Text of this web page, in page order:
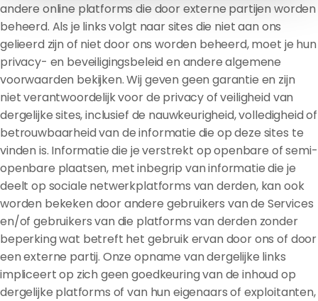
andere online platforms die door externe partijen worden
beheerd. Als je links volgt naar sites die niet aan ons
gelieerd zijn of niet door ons worden beheerd, moet je hun
privacy- en beveiligingsbeleid en andere algemene
voorwaarden bekijken. Wij geven geen garantie en zijn
niet verantwoordelijk voor de privacy of veiligheid van
dergelijke sites, inclusief de nauwkeurigheid, volledigheid of
betrouwbaarheid van de informatie die op deze sites te
vinden is. Informatie die je verstrekt op openbare of semi-
openbare plaatsen, met inbegrip van informatie die je
deelt op sociale netwerkplatforms van derden, kan ook
worden bekeken door andere gebruikers van de Services
en/of gebruikers van die platforms van derden zonder
beperking wat betreft het gebruik ervan door ons of door
een externe partij. Onze opname van dergelijke links
impliceert op zich geen goedkeuring van de inhoud op
dergelijke platforms of van hun eigenaars of exploitanten,